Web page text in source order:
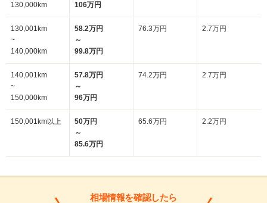
130,000km
106万円
130,001km
~
140,000km
58.2万円
～
99.8万円
76.3万円 2.7万円
140,001km
~
150,000km
57.8万円
～
96万円
74.2万円 2.7万円
150,001km以上
50万円
～
85.6万円
65.6万円 2.2万円
相場情報を確認したら